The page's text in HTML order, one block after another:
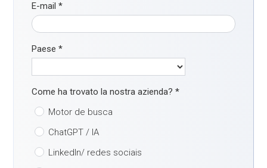
E-mail*
Paese*
Come ha trovato la nostra azienda?*
Motor de busca
ChatGPT / IA
LinkedIn/ redes sociais